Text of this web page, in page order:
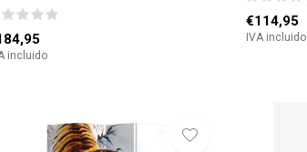
incluido
€114,95
IVA incluido